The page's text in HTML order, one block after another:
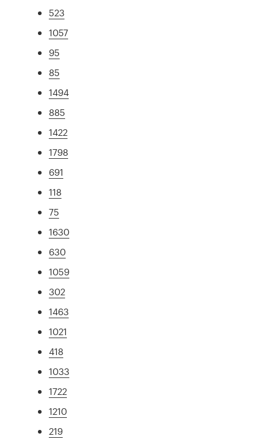
523
1057
95
85
1494
885
1422
1798
691
118
75
1630
630
1059
302
1463
1021
418
1033
1722
1210
219